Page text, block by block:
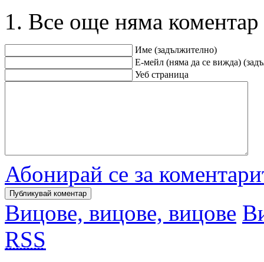
Все още няма коментар
Име (задължително)
Е-мейл (няма да се вижда)
Уеб страница
Абонирай се за
Вицове, вицове, вицове
RSS